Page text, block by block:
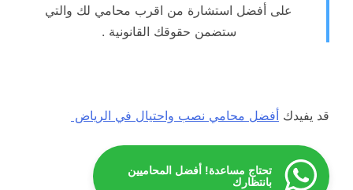
على أفضل استشارة من اقرب محامي لك والتي
ستضمن حقوقك القانونية .
قد يفيدك أفضل محامي نصب واحتيال في الرياض
تحتاج مساعدة! أفضل المحاميين
بانتظارك